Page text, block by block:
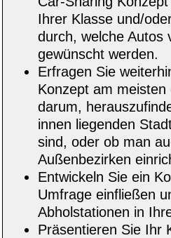
Ihrer Klasse und/
durch, welche Autos
gewünscht werden.
Erfragen Sie
Konzept am
darum,
innen liegenden
sind, oder ob man
Außenbezirken
Entwickeln Sie ein
Umfrage einfließen
Abholstationen in
Präsentieren Sie Ihr